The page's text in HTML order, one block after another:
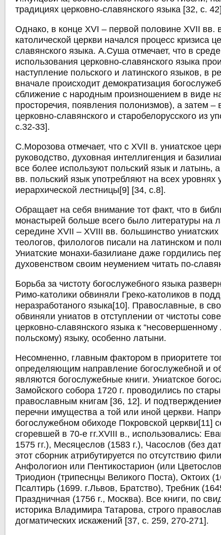
традициях церковно-славянского языка [32, с.
Однако, в конце XVI – первой половине XVII вв.
католической церкви начался процесс кризиса
славянского языка. А.Суша отмечает, что в
использования церковно-славянского языка
наступление польского и латинского языков, в
вначале происходит демократизация
сближение с народным произношением в виде
просторечия, появления полонизмов), а затем –
церковно-славянского и старобелорусского из
с.32-33].
С.Морозова отмечает, что с XVII в. униатское
руководство, духовная интеллигенция и
все более используют польский язык и латынь,
вв. польский язык употребляют на всех уровнях
иерархической лестницы[9] [34, с.8].
Обращает на себя внимание тот факт, что в
монастырей больше всего было литературы на
середине XVII – XVIII вв. большинство униатских
теологов, филологов писали на латинском и
Униатские монахи-базилиане даже гордились
духовенством своим неумением читать по-
Борьба за чистоту богослужебного языка
Римо-католики обвиняли Греко-католиков в
неразработаного языка[10]. Православные, в
обвиняли униатов в отступлении от чистоты
церковно-славянского языка к “несовершенному
польскому) языку, особенно латыни.
Несомненно, главным фактором в приоритете
определяющим направление богослужебной и
являются богослужебные книги. Униатское
Замойского собора 1720 г. проводились по
православным книгам [36, 12]. И
перечни имущества а той или иной церкви.
богослужебном обиходе Покровской церкви[11]
сгоревшей в 70-е гг.XVIII в., использовались:
1575 гг.), Месяцеслов (1583 г.), Часослов (без
этот сборник атрибутируется по отсутствию
Анфологион или Пентикостарион (или
Триодион (трипеснцы Великого Поста), Октоих
Псалтирь (1699. г.Львов, Братство), Требник
Праздничная (1756 г., Москва). Все книги, по
историка Владимира Татарова, строго
догматических искажений [37, с. 259, 270-271].